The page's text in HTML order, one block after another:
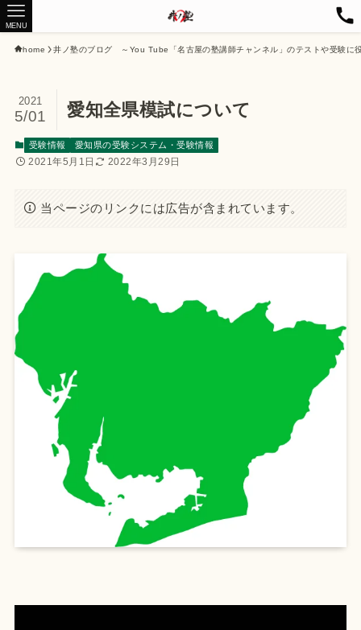
MENU
home 井ノ塾のブログ ～You Tube「名古屋の塾講師チャンネル」のテストや受験に
愛知全県模試について
2021
5/01
受験情報 愛知県の受験システム・受験情報
2021年5月1日 2022年3月29日
当ページのリンクには広告が含まれています。